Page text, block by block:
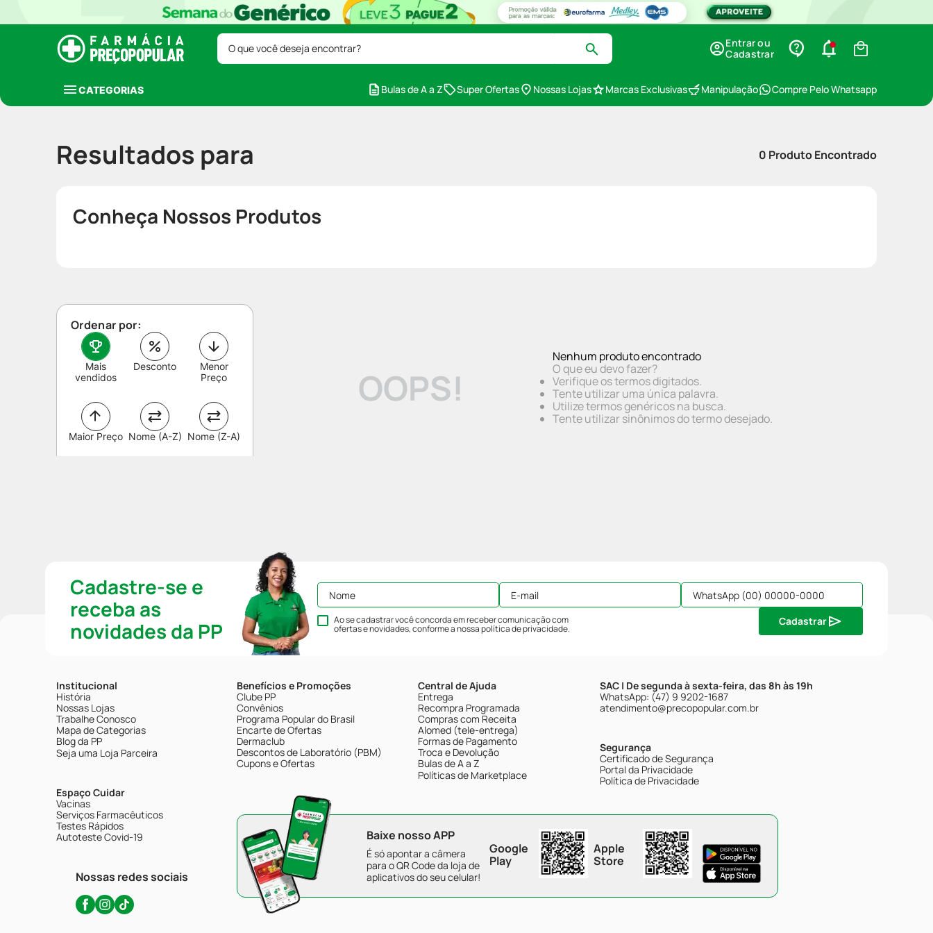
O que você deseja encontrar?
Entrar ou
Cadastrar
CATEGORIAS Bulas de A a Z Super Ofertas Nossas Lojas Marcas Exclusivas Manipulação Compre Pelo Whatsapp
Resultados para 0 Produto Encontrado
Conheça Nossos Produtos
Ordenar por:
Mais
vendidos
Desconto
Maior Preço
Menor
Preço
Nome (A-Z) Nome (Z-A)
OOPS!
Nenhum produto encontrado
O que eu devo fazer?
Verifique os termos digitados.
Tente utilizar uma única palavra.
Utilize termos genéricos na busca.
Tente utilizar sinônimos do termo desejado.
Cadastre-se e
receba as
novidades da PP
Ao se cadastrar você concorda em receber comunicação com
ofertas e novidades, conforme a nossapolítica de privacidade.
Cadastrar
Institucional
História
Nossas Lojas
Trabalhe Conosco
Mapa de Categorias
Blog da PP
Seja uma Loja Parceira
Espaço Cuidar
Vacinas
Serviços Farmacêuticos
Testes Rápidos
Autoteste Covid-19
Nossas redes sociais
Benefícios e Promoções
Clube PP
Convênios
Programa Popular do Brasil
Encarte de Ofertas
Dermaclub
Descontos de Laboratório (PBM)
Cupons e Ofertas
Central de Ajuda
Entrega
Recompra Programada
Compras com Receita
Alomed (tele-entrega)
Formas de Pagamento
Troca e Devolução
Bulas de A a Z
Políticas de Marketplace
SAC | De segunda à sexta-feira, das 8h às 19h
WhatsApp: (47) 9 9202-1687
atendimento@precopopular.com.br
Segurança
Certificado de Segurança
Portal da Privacidade
Política de Privacidade
Baixe nosso APP
É só apontar a câmera
para o QR Code da loja de
aplicativos do seu celular!
Google
Play
Apple
Store